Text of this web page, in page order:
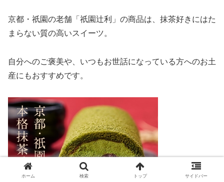
京都・祇園の老舗「祇園辻利」の商品は、抹茶好きにはた
まらない質の高いスイーツ。
自分へのご褒美や、いつもお世話になっている方へのお土
産にもおすすめです。
ホーム 検索 トップ サイドバー